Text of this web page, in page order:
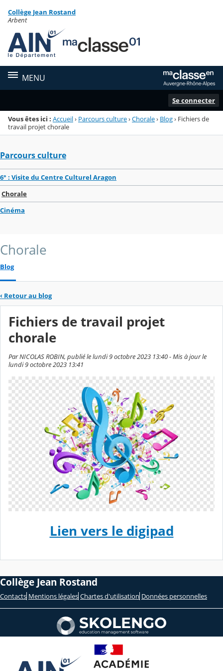
Menu de la rubrique
Contenu
Collège Jean Rostand
Arbent
MENU
Se connecter
Vous êtes ici : Accueil› Parcours culture›Chorale› Blog› Fichiers de
travail projet chorale
Parcours culture
6° : Visite du Centre Culturel Aragon
Chorale
Cinéma
Chorale
Blog
‹ Retour au blog
Fichiers de travail projet
chorale
Par NICOLAS ROBIN, publié le lundi 9 octobre 2023 13:40 - Mis à jour le
lundi 9 octobre 2023 13:41
Lien vers le digipad
Collège Jean Rostand
Contacts Mentions légales Chartes d'utilisation Données personnelles